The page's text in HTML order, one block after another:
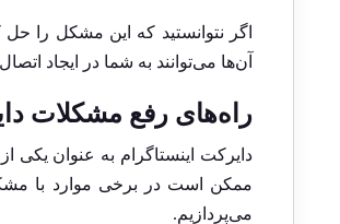
اگر نتوانستید که این مشکل را حل
آن‌ها می‌توانند به شما در ایجاد
راه‌های رفع مشکلات
دایرکت اینستاگرام به عنوان یکی
ممکن است در برخی موارد با
می‌پردازیم.